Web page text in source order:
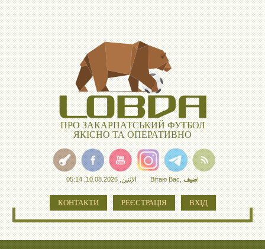
ПРО ЗАКАРПАТСЬКИЙ ФУТБОЛ
ЯКІСНО ТА ОПЕРАТИВНО
الإثنين, 10.08.2026, 05:14 Вітаю Вас,ضيف!
КОНТАКТИ РЕЄСТРАЦІЯ ВХІД